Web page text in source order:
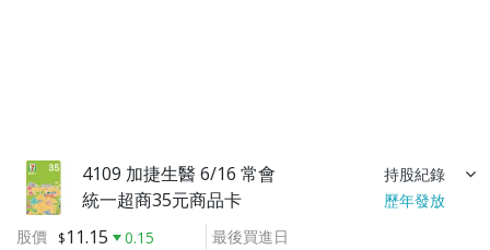
4109 加捷生醫 6/16 常會 持股紀錄
統一超商35元商品卡
歷年發放
股價
11.15
0.15
最後買進日